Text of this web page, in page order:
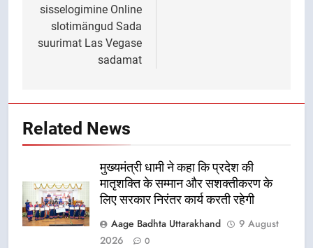
sisselogimine Online
slotimängud Sada
suurimat Las Vegase
sadamat
Related News
मुख्यमंत्री धामी ने कहा कि प्रदेश की
मातृशक्ति के सम्मान और सशक्तीकरण के
लिए सरकार निरंतर कार्य करती रहेगी
Aage Badhta Uttarakhand
9 August
2026
0